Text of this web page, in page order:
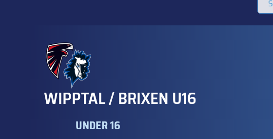
WIPPTAL / BRIXEN U16
UNDER 16